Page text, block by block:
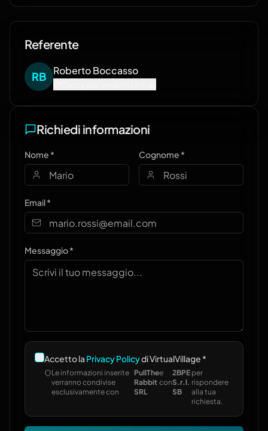
Referente
RB RobertoBoccasso
Richiedi informazioni
Nome * Cognome *
Email *
Messaggio *
Accetto la Privacy Policydi VirtualVillage *
Le informazioni inserite
verranno condivise
esclusivamente con
PullThe
Rabbit
SRL
e
con
2BPE
S.r.l.
SB
per
rispondere
alla tua
richiesta.